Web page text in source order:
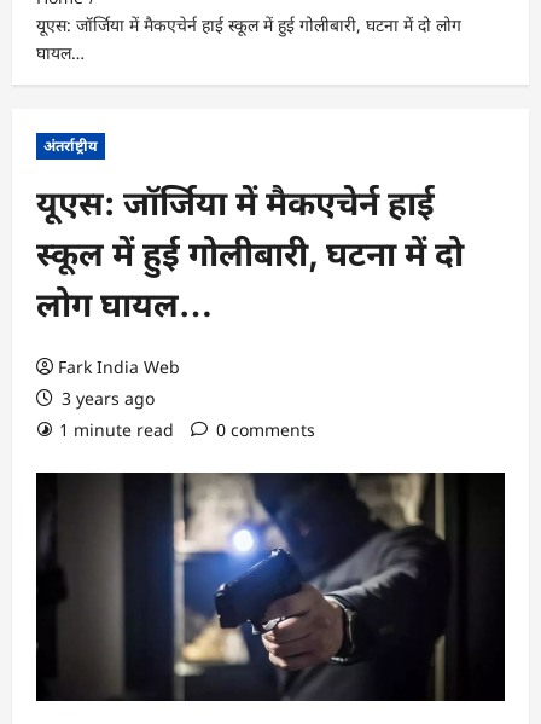
यूएस: जॉर्जिया में मैकएचेर्न हाई स्कूल में हुई गोलीबारी, घटना में दो लोग
घायल…
अंतर्राष्ट्रीय
यूएस: जॉर्जिया में मैकएचेर्न हाई
स्कूल में हुई गोलीबारी, घटना में दो
लोग घायल…
Fark India Web
3 years ago
1 minute read
0 comments